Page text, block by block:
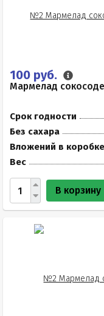
100 руб.
Мармелад
Срок годности
Без сахара
Вложений в коробке
Вес
В корзину